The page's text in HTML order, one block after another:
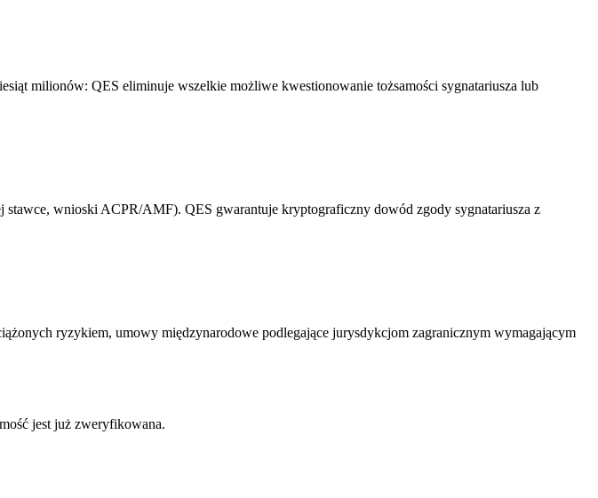
milionów: QES eliminuje wszelkie możliwe kwestionowanie tożsamości sygnatariusza lub
wnioski ACPR/AMF). QES gwarantuje kryptograficzny dowód zgody sygnatariusza z
ryzykiem, umowy międzynarodowe podlegające jurysdykcjom zagranicznym wymagającym
jest już zweryfikowana.